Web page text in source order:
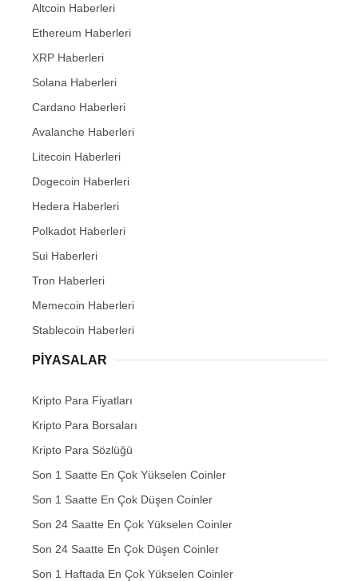
Altcoin Haberleri
Ethereum Haberleri
XRP Haberleri
Solana Haberleri
Cardano Haberleri
Avalanche Haberleri
Litecoin Haberleri
Dogecoin Haberleri
Hedera Haberleri
Polkadot Haberleri
Sui Haberleri
Tron Haberleri
Memecoin Haberleri
Stablecoin Haberleri
PIYASALAR
Kripto Para Fiyatları
Kripto Para Borsaları
Kripto Para Sözlüğü
Son 1 Saatte En Çok Yükselen Coinler
Son 1 Saatte En Çok Düşen Coinler
Son 24 Saatte En Çok Yükselen Coinler
Son 24 Saatte En Çok Düşen Coinler
Son 1 Haftada En Çok Yükselen Coinler